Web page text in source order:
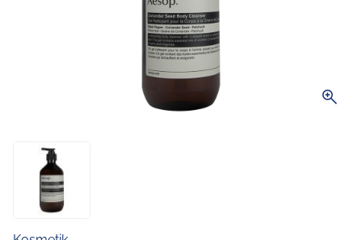
zoom_in